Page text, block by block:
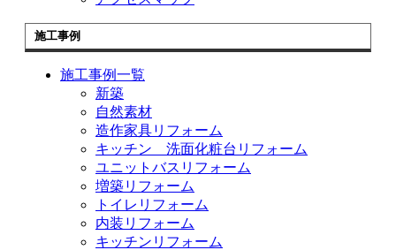
施工事例
施工事例一覧
新築
自然素材
造作家具リフォーム
キッチン 洗面化粧台リフォーム
ユニットバスリフォーム
増築リフォーム
トイレリフォーム
内装リフォーム
キッチンリフォーム